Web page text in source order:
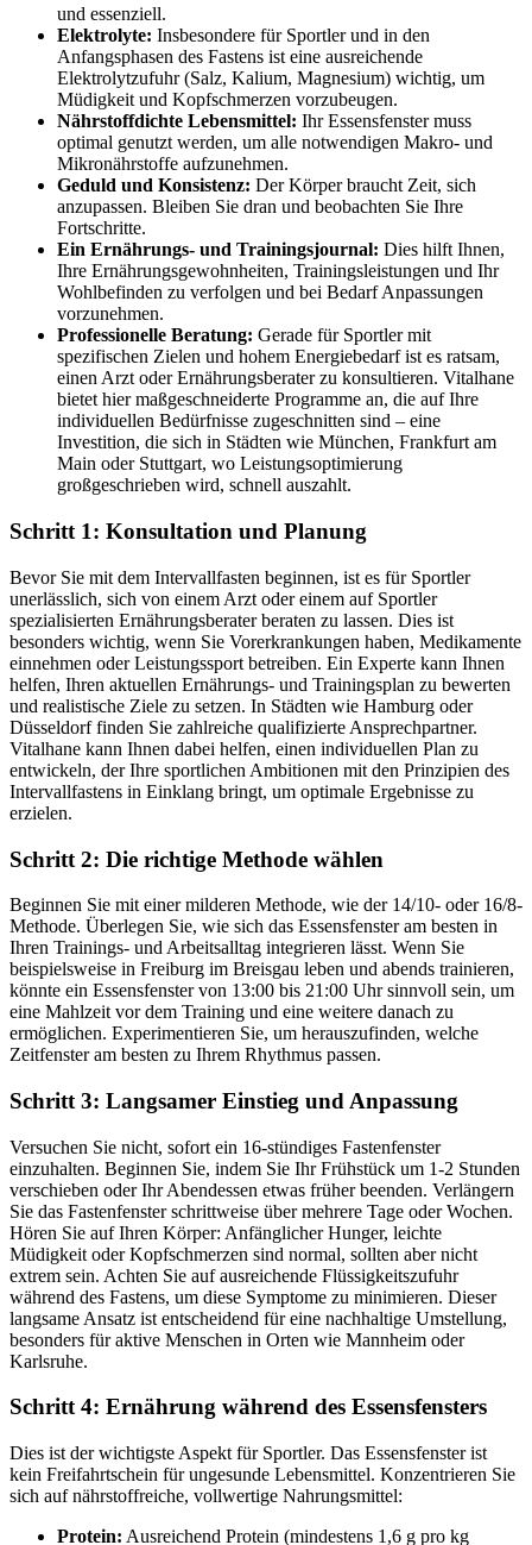
und essenziell.
Elektrolyte: Insbesondere für Sportler und in den
Anfangsphasen des Fastens ist eine ausreichende
Elektrolytzufuhr (Salz, Kalium, Magnesium) wichtig, um
Müdigkeit und Kopfschmerzen vorzubeugen.
Nährstoffdichte Lebensmittel: Ihr Essensfenster muss
optimal genutzt werden, um alle notwendigen Makro- und
Mikronährstoffe aufzunehmen.
Geduld und Konsistenz: Der Körper braucht Zeit, sich
anzupassen. Bleiben Sie dran und beobachten Sie Ihre
Fortschritte.
Ein Ernährungs- und Trainingsjournal: Dies hilft Ihnen,
Ihre Ernährungsgewohnheiten, Trainingsleistungen und Ihr
Wohlbefinden zu verfolgen und bei Bedarf Anpassungen
vorzunehmen.
Professionelle Beratung: Gerade für Sportler mit
spezifischen Zielen und hohem Energiebedarf ist es ratsam,
einen Arzt oder Ernährungsberater zu konsultieren. Vitalhane
bietet hier maßgeschneiderte Programme an, die auf Ihre
individuellen Bedürfnisse zugeschnitten sind – eine
Investition, die sich in Städten wie München, Frankfurt am
Main oder Stuttgart, wo Leistungsoptimierung
großgeschrieben wird, schnell auszahlt.
Schritt 1: Konsultation und Planung
Bevor Sie mit dem Intervallfasten beginnen, ist es für Sportler
unerlässlich, sich von einem Arzt oder einem auf Sportler
spezialisierten Ernährungsberater beraten zu lassen. Dies ist
besonders wichtig, wenn Sie Vorerkrankungen haben, Medikamente
einnehmen oder Leistungssport betreiben. Ein Experte kann Ihnen
helfen, Ihren aktuellen Ernährungs- und Trainingsplan zu bewerten
und realistische Ziele zu setzen. In Städten wie Hamburg oder
Düsseldorf finden Sie zahlreiche qualifizierte Ansprechpartner.
Vitalhane kann Ihnen dabei helfen, einen individuellen Plan zu
entwickeln, der Ihre sportlichen Ambitionen mit den Prinzipien des
Intervallfastens in Einklang bringt, um optimale Ergebnisse zu
erzielen.
Schritt 2: Die richtige Methode wählen
Beginnen Sie mit einer milderen Methode, wie der 14/10- oder 16/8-
Methode. Überlegen Sie, wie sich das Essensfenster am besten in
Ihren Trainings- und Arbeitsalltag integrieren lässt. Wenn Sie
beispielsweise in Freiburg im Breisgau leben und abends trainieren,
könnte ein Essensfenster von 13:00 bis 21:00 Uhr sinnvoll sein, um
eine Mahlzeit vor dem Training und eine weitere danach zu
ermöglichen. Experimentieren Sie, um herauszufinden, welche
Zeitfenster am besten zu Ihrem Rhythmus passen.
Schritt 3: Langsamer Einstieg und Anpassung
Versuchen Sie nicht, sofort ein 16-stündiges Fastenfenster
einzuhalten. Beginnen Sie, indem Sie Ihr Frühstück um 1-2 Stunden
verschieben oder Ihr Abendessen etwas früher beenden. Verlängern
Sie das Fastenfenster schrittweise über mehrere Tage oder Wochen.
Hören Sie auf Ihren Körper: Anfänglicher Hunger, leichte
Müdigkeit oder Kopfschmerzen sind normal, sollten aber nicht
extrem sein. Achten Sie auf ausreichende Flüssigkeitszufuhr
während des Fastens, um diese Symptome zu minimieren. Dieser
langsame Ansatz ist entscheidend für eine nachhaltige Umstellung,
besonders für aktive Menschen in Orten wie Mannheim oder
Karlsruhe.
Schritt 4: Ernährung während des Essensfensters
Dies ist der wichtigste Aspekt für Sportler. Das Essensfenster ist
kein Freifahrtschein für ungesunde Lebensmittel. Konzentrieren Sie
sich auf nährstoffreiche, vollwertige Nahrungsmittel:
Protein: Ausreichend Protein (mindestens 1,6 g pro kg